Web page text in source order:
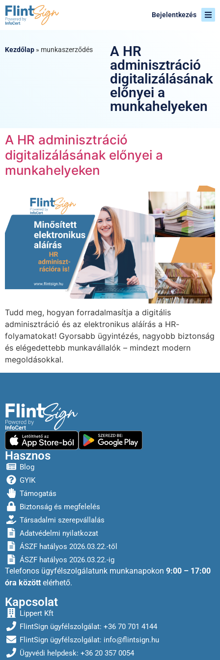
Bejelentkezés
Kezdőlap » munkaszerződés
A HR
adminisztráció
digitalizálásának
előnyei a
munkahelyeken
A HR adminisztráció
digitalizálásának előnyei a
munkahelyeken
Tudd meg, hogyan forradalmasítja a digitális
adminisztráció és az elektronikus aláírás a HR-
folyamatokat! Gyorsabb ügyintézés, nagyobb biztonság
és elégedettebb munkavállalók – mindezt modern
megoldásokkal.
Hasznos
Blog
GYIK
Támogatás
Biztonság és megfelelés
Társadalmi szerepvállalás
Adatvédelmi nyilatkozat
ÁSZF hatályos 2026.03.22.-től
ÁSZF hatályos 2026.03.22.-ig
Telefonos ügyfélszolgálatunk munkanapokon 9:00 – 17:00
óra között elérhető.
Kapcsolat
Lippert Kft
FlintSign ügyfélszolgálat: +36 70 701 4144
FlintSign ügyfélszolgálat: info@flintsign.hu
Ügyvédi helpdesk: +36 20 357 0054